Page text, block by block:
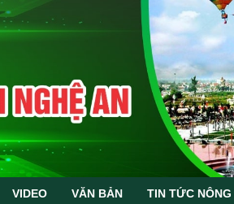
VIDEO VĂN BẢN TIN TỨC